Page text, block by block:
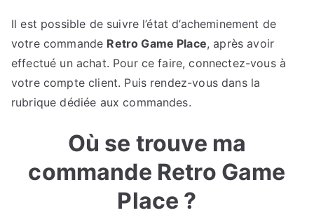
Il est possible de suivre l’état d’acheminement de
votre commande Retro Game Place, après avoir
effectué un achat. Pour ce faire, connectez-vous à
votre compte client. Puis rendez-vous dans la
rubrique dédiée aux commandes.
Où se trouve ma
commande Retro Game
Place ?